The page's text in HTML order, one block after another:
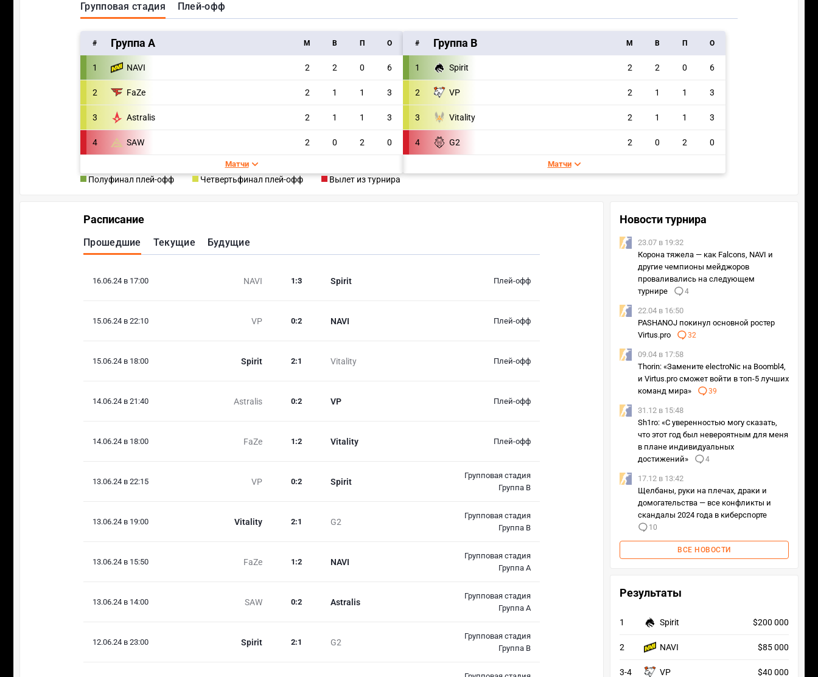
Групповая стадия Плей-офф
# Группа А M В П О
1 NAVI 2 2 0 6
2 FaZe 2 1 1 3
3 Astralis 2 1 1 3
4 SAW 2 0 2 0
Матчи
# Группа B M В П О
1 Spirit 2 2 0 6
2 VP 2 1 1 3
3 Vitality 2 1 1 3
4 G2 2 0 2 0
Матчи
Полуфинал плей-офф Четвертьфинал плей-офф Вылет из турнира
Расписание
Прошедшие Текущие Будущие
16.06.24 в 17:00 NAVI Spirit
1 :3 Плей-офф
15.06.24 в 22:10 VP NAVI
0:2 Плей-офф
15.06.24 в 18:00 Spirit Vitality
2:1 Плей-офф
14.06.24 в 21:40 Astralis VP
0:2 Плей-офф
14.06.24 в 18:00 FaZe Vitality
1 :2 Плей-офф
13.06.24 в 22:15 VP Spirit
0:2
Групповая стадия
Группа B
13.06.24 в 19:00 Vitality G2
2:1
Групповая стадия
Группа B
13.06.24 в 15:50 FaZe NAVI
1 :2
Групповая стадия
Группа А
13.06.24 в 14:00 SAW Astralis
0:2
Групповая стадия
Группа А
12.06.24 в 23:00 Spirit G2
2:1
Групповая стадия
Группа B
Новости турнира
23.07 в 19:32
Корона тяжела — как Falcons, NAVI и
другие чемпионы мейджоров
проваливались на следующем
турнире
4
22.04 в 16:50
PASHANOJ покинул основной ростер
Virtus.pro
32
09.04 в 17:58
Thorin: «Замените electroNic на Boombl4,
и Virtus.pro сможет войти в топ-5 лучших
команд мира»
39
31.12 в 15:48
Sh1ro: «С уверенностью могу сказать,
что этот год был невероятным для меня
в плане индивидуальных
достижений»
4
17.12 в 13:42
Щелбаны, руки на плечах, драки и
домогательства — все конфликты и
скандалы 2024 года в киберспорте
10
ВСЕ НОВОСТИ
Результаты
1 Spirit $200 000
2 NAVI $85 000
3-4 VP $40 000